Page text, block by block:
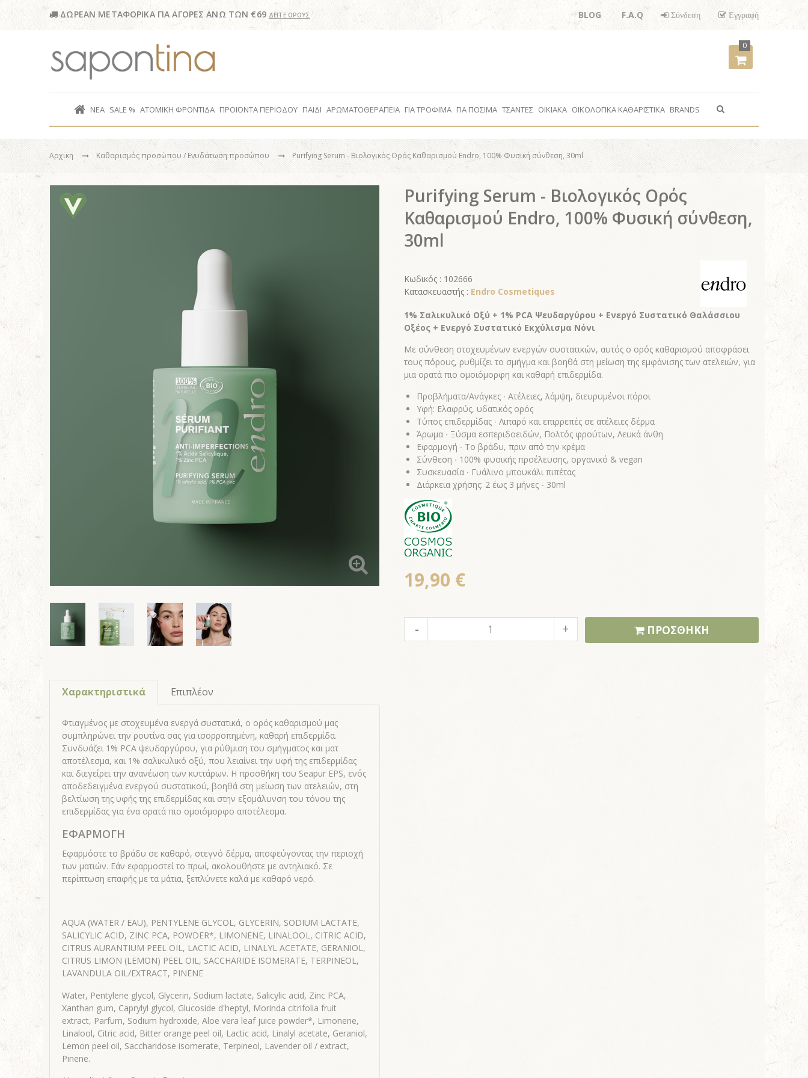
ΔΩΡΕΑΝ ΜΕΤΑΦΟΡΙΚΑ ΓΙΑ ΑΓΟΡΕΣ ΑΝΩ ΤΩΝ €69 ΔΕΙΤΕ ΟΡΟΥΣ Εγγραφή
Σύνδεση
BLOG F.A.Q
0
ΝΕΑ SALE % ΑΤΟΜΙΚΗ ΦΡΟΝΤΙΔΑ ΠΡΟΪΟΝΤΑ ΠΕΡΙΟΔΟΥ ΠΑΙΔΙ ΑΡΩΜΑΤΟΘΕΡΑΠΕΙΑ ΓΙΑ ΤΡΟΦΙΜΑ ΓΙΑ ΠΟΣΙΜΑ ΤΣΑΝΤΕΣ ΟΙΚΙΑΚΑ ΟΙΚΟΛΟΓΙΚΑ ΚΑΘΑΡΙΣΤΙΚΑ BRANDS
Αρχικη Καθαρισμός προσώπου / Ενυδάτωση προσώπου Purifying Serum - Βιολογικός Ορός Καθαρισμού Endro, 100% Φυσική σύνθεση, 30ml
Purifying Serum - Βιολογικός Ορός
Καθαρισμού Endro, 100% Φυσική σύνθεση,
30ml
Κωδικός : 102666
Κατασκευαστής : Endro Cosmetiques
1% Σαλικυλικό Οξύ + 1% PCA Ψευδαργύρου + Ενεργό Συστατικό Θαλάσσιου
Οξέος + Ενεργό Συστατικό Εκχύλισμα Νόνι
Με σύνθεση στοχευμένων ενεργών συστατικών, αυτός ο ορός καθαρισμού αποφράσει
τους πόρους, ρυθμίζει το σμήγμα και βοηθά στη μείωση της εμφάνισης των ατελειών, για
μια ορατά πιο ομοιόμορφη και καθαρή επιδερμίδα.
Προβλήματα/Ανάγκες ∙ Ατέλειες, λάμψη, διευρυμένοι πόροι
Υφή: Ελαφρύς, υδατικός ορός
Τύπος επιδερμίδας ∙ Λιπαρό και επιρρεπές σε ατέλειες δέρμα
Άρωμα ∙ Ξύσμα εσπεριδοειδών, Πολτός φρούτων, Λευκά άνθη
Εφαρμογή ∙ Το βράδυ, πριν από την κρέμα
Σύνθεση ∙ 100% φυσικής προέλευσης, οργανικό & vegan
Συσκευασία ∙ Γυάλινο μπουκάλι πιπέτας
Διάρκεια χρήσης: 2 έως 3 μήνες - 30ml
19,90 €
ΠΡΟΣΘΗΚΗ
Χαρακτηριστικά Επιπλέον
Φτιαγμένος με στοχευμένα ενεργά συστατικά, ο ορός καθαρισμού μας
συμπληρώνει την ρουτίνα σας για ισορροπημένη, καθαρή επιδερμίδα.
Συνδυάζει 1% PCA ψευδαργύρου, για ρύθμιση του σμήγματος και ματ
αποτέλεσμα, και 1% σαλικυλικό οξύ, που λειαίνει την υφή της επιδερμίδας
και διεγείρει την ανανέωση των κυττάρων. Η προσθήκη του Seapur EPS, ενός
αποδεδειγμένα ενεργού συστατικού, βοηθά στη μείωση των ατελειών, στη
βελτίωση της υφής της επιδερμίδας και στην εξομάλυνση του τόνου της
επιδερμίδας για ένα ορατά πιο ομοιόμορφο αποτέλεσμα.
ΕΦΑΡΜΟΓΗ
Εφαρμόστε το βράδυ σε καθαρό, στεγνό δέρμα, αποφεύγοντας την περιοχή
των ματιών. Εάν εφαρμοστεί το πρωί, ακολουθήστε με αντηλιακό. Σε
περίπτωση επαφής με τα μάτια, ξεπλύνετε καλά με καθαρό νερό.
AQUA (WATER / EAU), PENTYLENE GLYCOL, GLYCERIN, SODIUM LACTATE,
SALICYLIC ACID, ZINC PCA, POWDER*, LIMONENE, LINALOOL, CITRIC ACID,
CITRUS AURANTIUM PEEL OIL, LACTIC ACID, LINALYL ACETATE, GERANIOL,
CITRUS LIMON (LEMON) PEEL OIL, SACCHARIDE ISOMERATE, TERPINEOL,
LAVANDULA OIL/EXTRACT, PINENE
Water, Pentylene glycol, Glycerin, Sodium lactate, Salicylic acid, Zinc PCA,
Xanthan gum, Caprylyl glycol, Glucoside d'heptyl, Morinda citrifolia fruit
extract, Parfum, Sodium hydroxide, Aloe vera leaf juice powder*, Limonene,
Linalool, Citric acid, Bitter orange peel oil, Lactic acid, Linalyl acetate, Geraniol,
Lemon peel oil, Saccharidose isomerate, Terpineol, Lavender oil / extract,
Pinene.